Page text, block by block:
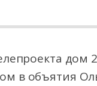
дом
в объятия